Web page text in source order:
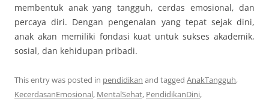
membentuk anak yang tangguh, cerdas emosional, dan
percaya diri. Dengan pengenalan yang tepat sejak dini,
anak akan memiliki fondasi kuat untuk sukses akademik,
sosial, dan kehidupan pribadi.
This entry was posted in pendidikan and tagged AnakTangguh,
KecerdasanEmosional, MentalSehat, PendidikanDini,